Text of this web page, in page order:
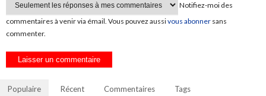
Notifiez-moi des
commentaires à venir via émail. Vous pouvez aussivous abonner sans
commenter.
Populaire Récent Commentaires Tags